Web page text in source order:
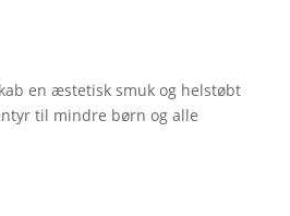
en æstetisk smuk og helstøbt
til mindre børn og alle